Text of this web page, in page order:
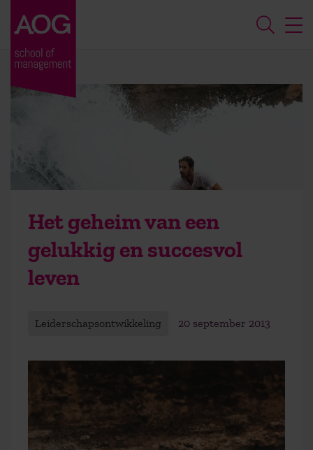
Het geheim van een
gelukkig en succesvol
leven
Leiderschapsontwikkeling 20 september 2013